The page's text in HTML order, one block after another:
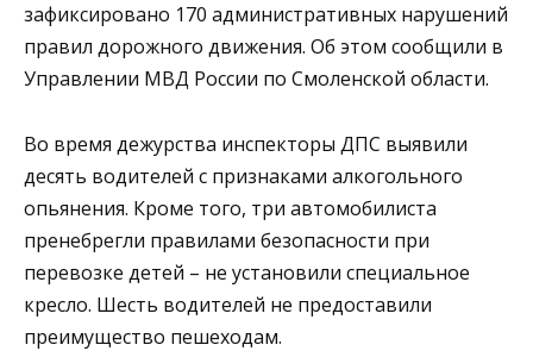
зафиксировано 170 административных нарушений
правил дорожного движения. Об этом сообщили в
Управлении МВД России по Смоленской области.
Во время дежурства инспекторы ДПС выявили
десять водителей с признаками алкогольного
опьянения. Кроме того, три автомобилиста
пренебрегли правилами безопасности при
перевозке детей – не установили специальное
кресло. Шесть водителей не предоставили
преимущество пешеходам.